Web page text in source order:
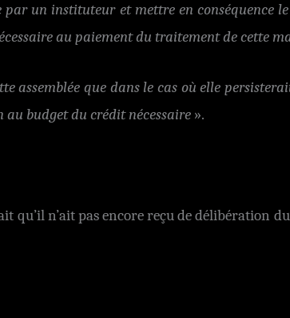
par un instituteur et mettre en conséquence
au paiement du traitement de cette
assemblée que dans le cas où elle
au budget du crédit nécessaire ».
qu’il n’ait pas encore reçu de délibération